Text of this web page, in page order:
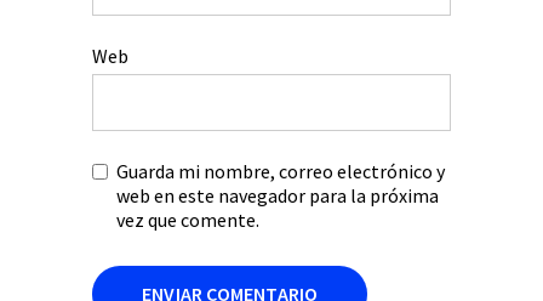
Web
Guarda mi nombre, correo electrónico y
web en este navegador para la próxima
vez que comente.